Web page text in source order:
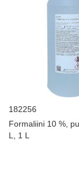
182256
Formaliini 10 %,
L, 1 L